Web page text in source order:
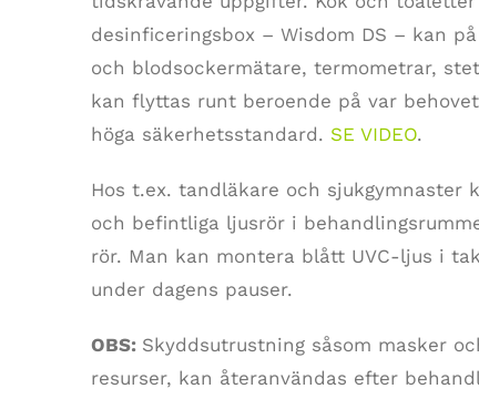
desinficeringsbox – Wisdom DS – kan
och blodsockermätare, termometrar,
kan flyttas runt beroende på var
höga säkerhetsstandard. SE VIDEO.
Hos t.ex. tandläkare och sjukgymnaster
och befintliga ljusrör i
rör. Man kan montera blått UVC-ljus i
under dagens pauser.
OBS: Skyddsutrustning såsom masker
resurser, kan återanvändas efter